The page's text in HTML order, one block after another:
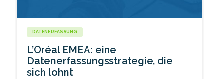
DATENERFASSUNG
L’Oréal EMEA: eine
Datenerfassungsstrategie, die
sich lohnt